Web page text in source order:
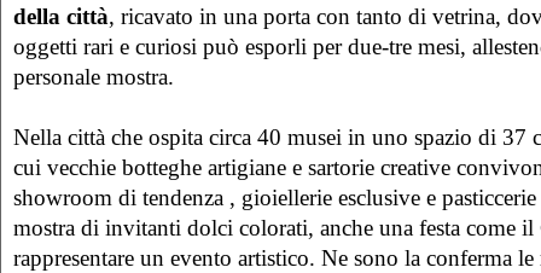
della città, ricavato in una porta con tanto di vetrina,
oggetti rari e curiosi può esporli per due-tre mesi,
personale mostra.
Nella città che ospita circa 40 musei in uno spazio di 37
cui vecchie botteghe artigiane e sartorie creative
showroom di tendenza , gioiellerie esclusive e
mostra di invitanti dolci colorati, anche una festa come il
rappresentare un evento artistico. Ne sono la conferma le